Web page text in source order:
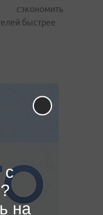
сэкономить
быстрее
с
на